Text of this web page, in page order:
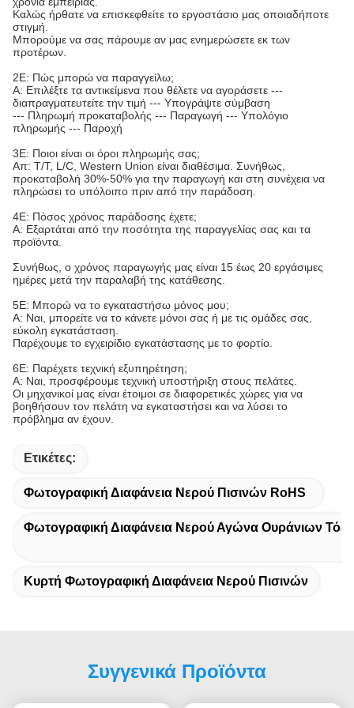
Καλώς ήρθατε να επισκεφθείτε το εργοστάσιο μας οποιαδήποτε
στιγμή.
Μπορούμε να σας πάρουμε αν μας ενημερώσετε εκ των
προτέρων.
2Ε: Πώς μπορώ να παραγγείλω;
Α: Επιλέξτε τα αντικείμενα που θέλετε να αγοράσετε ---
διαπραγματευτείτε την τιμή --- Υπογράψτε σύμβαση
--- Πληρωμή προκαταβολής --- Παραγωγή --- Υπολόγιο
πληρωμής --- Παροχή
3Ε: Ποιοι είναι οι όροι πληρωμής σας;
Απ: T/T, L/C, Western Union είναι διαθέσιμα. Συνήθως,
προκαταβολή 30%-50% για την παραγωγή και στη συνέχεια να
πληρώσει το υπόλοιπο πριν από την παράδοση.
4Ε: Πόσος χρόνος παράδοσης έχετε;
Α: Εξαρτάται από την ποσότητα της παραγγελίας σας και τα
προϊόντα.
Συνήθως, ο χρόνος παραγωγής μας είναι 15 έως 20 εργάσιμες
ημέρες μετά την παραλαβή της κατάθεσης.
5Ε: Μπορώ να το εγκαταστήσω μόνος μου;
Α: Ναι, μπορείτε να το κάνετε μόνοι σας ή με τις ομάδες σας,
εύκολη εγκατάσταση.
Παρέχουμε το εγχειρίδιο εγκατάστασης με το φορτίο.
6Ε: Παρέχετε τεχνική εξυπηρέτηση;
Α: Ναι, προσφέρουμε τεχνική υποστήριξη στους πελάτες.
Οι μηχανικοί μας είναι έτοιμοι σε διαφορετικές χώρες για να
βοηθήσουν τον πελάτη να εγκαταστήσει και να λύσει το
πρόβλημα αν έχουν.
Ετικέτες:
Φωτογραφική Διαφάνεια Νερού Πισινών RoHS
Φωτογραφική Διαφάνεια Νερού Αγώνα Ουράνιων
Κυρτή Φωτογραφική Διαφάνεια Νερού Πισινών
Συγγενικά Προϊόντα